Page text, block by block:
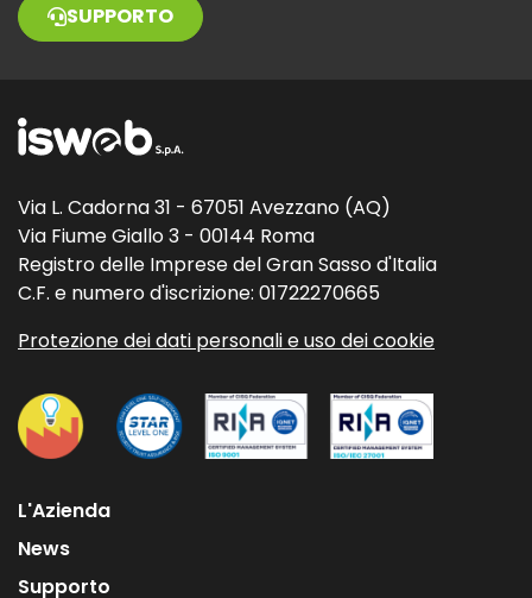
SUPPORTO
Via L. Cadorna 31 - 67051 Avezzano (AQ)
Via Fiume Giallo 3 - 00144 Roma
Registro delle Imprese del Gran Sasso d'Italia
C.F. e numero d'iscrizione: 01722270665
Protezione dei dati personali e uso dei cookie
L'Azienda
News
Supporto